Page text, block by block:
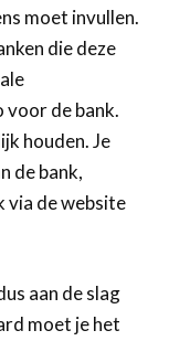
moet invullen.
die deze
voor de bank.
houden. Je
de bank,
via de website
aan de slag
moet je het